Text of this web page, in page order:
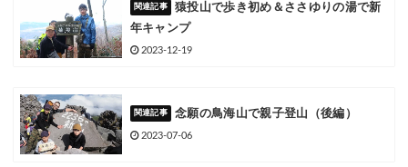
猿投山で歩き初め＆ささゆりの湯で新
年キャンプ
2023-12-19
念願の鳥海山で親子登山（後編）
2023-07-06